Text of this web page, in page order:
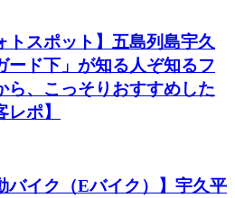
トスポット】五島列島宇久
ード下」が知る人ぞ知るフ
ら、こっそりおすすめした
ポ】
バイク（Eバイク）】宇久平